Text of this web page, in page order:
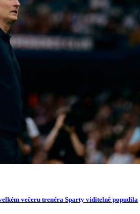
večeru trenéra Sparty viditelně popudila